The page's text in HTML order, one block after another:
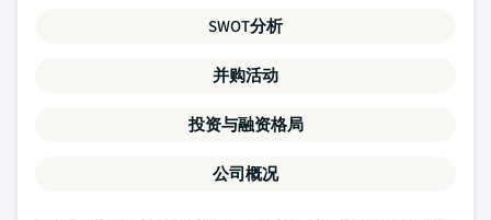
SWOT分析
并购活动
投资与融资格局
公司概况